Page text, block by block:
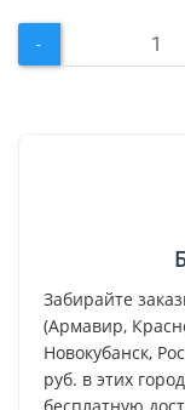
-
Забирайте
(Армавир,
Новокубанск,
руб. в этих